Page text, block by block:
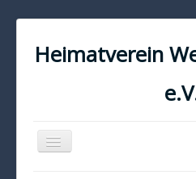
Heimatverein
Navigation
an/aus